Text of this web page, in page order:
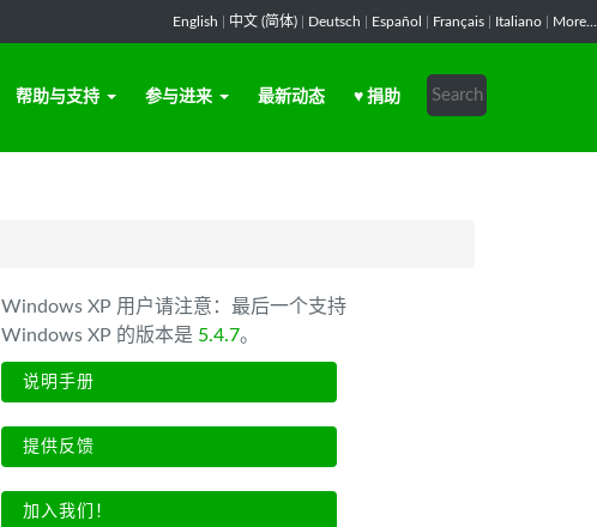
English 中文 (简体) Deutsch Español Français Italiano More...
帮助与支持 参与进来 最新动态 ♥ 捐助
Windows XP 用户请注意：最后一个支持
Windows XP 的版本是 5.4.7。
说明手册
提供反馈
加入我们！